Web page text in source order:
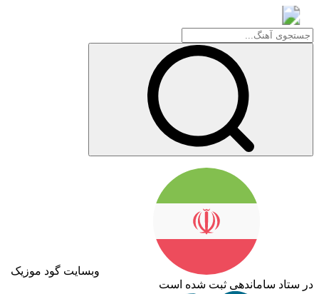
گود موزیک
وبسایت گود موزیک
ساماندهی ثبت شده است